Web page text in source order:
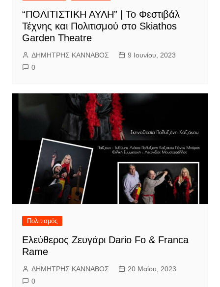
“ΠΟΛΙΤΙΣΤΙΚΗ ΑΥΛΗ” | Το Φεστιβάλ
Τέχνης και Πολιτισμού στο Skiathos
Garden Theatre
ΔΗΜΗΤΡΗΣ ΚΑΝΝΑΒΟΣ
9 Ιουνίου, 2023
0
Πολιτισμός
Ελεύθερος Ζευγάρι Dario Fo & Franca
Rame
ΔΗΜΗΤΡΗΣ ΚΑΝΝΑΒΟΣ
20 Μαΐου, 2023
0